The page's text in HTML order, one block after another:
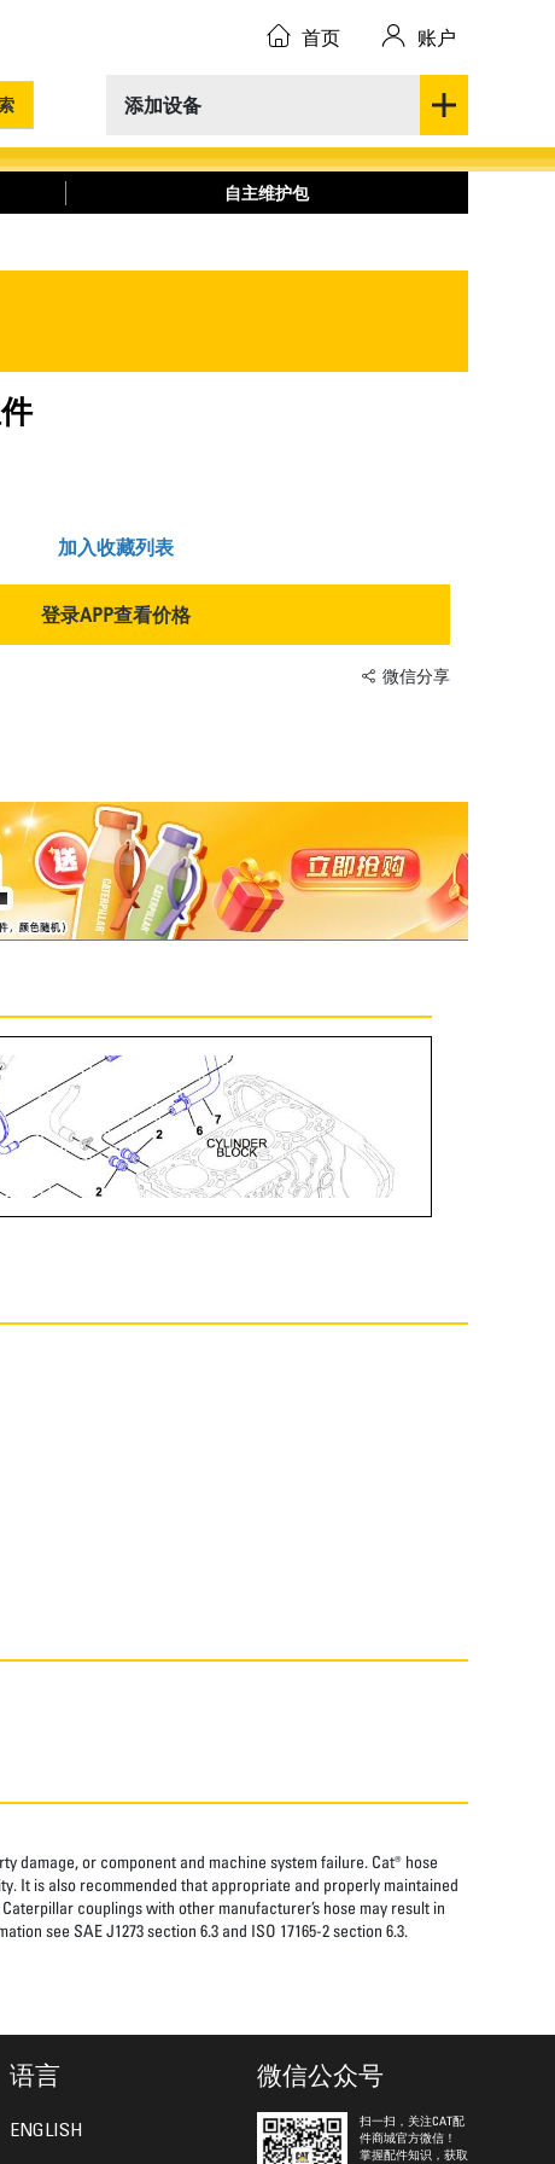
添加设备
首页 账户
自主维护包
加入收藏列表
登录APP查看价格
微信分享
damage, or component and machine system failure. Cat® hose
It is also recommended that appropriate and properly maintained
couplings with other manufacturer’s hose may result in
see SAE J1273 section 6.3 and ISO 17165-2 section 6.3.
语言
ENGLISH
微信公众号
扫一扫，关注CAT配
件商城官方微信！
掌握配件知识，获取